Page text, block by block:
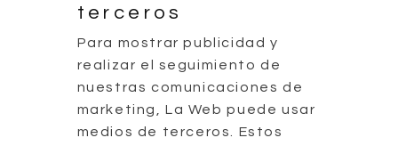
terceros
Para mostrar publicidad y
realizar el seguimiento de
nuestras comunicaciones de
marketing, La Web puede usar
medios de terceros. Estos